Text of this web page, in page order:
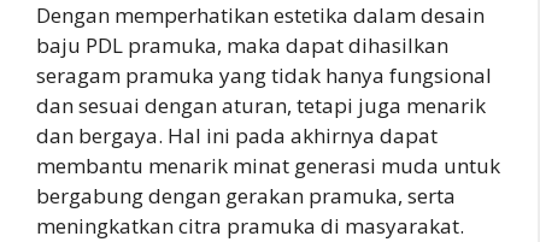
Dengan memperhatikan estetika dalam desain
baju PDL pramuka, maka dapat dihasilkan
seragam pramuka yang tidak hanya fungsional
dan sesuai dengan aturan, tetapi juga menarik
dan bergaya. Hal ini pada akhirnya dapat
membantu menarik minat generasi muda untuk
bergabung dengan gerakan pramuka, serta
meningkatkan citra pramuka di masyarakat.